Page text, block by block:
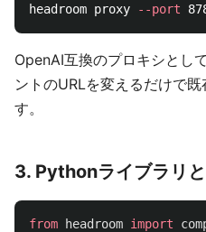
headroom proxy --port
OpenAI互換のプロキシとし
ントのURLを変えるだけで
す。
3. Pythonライブラリ
from headroom import